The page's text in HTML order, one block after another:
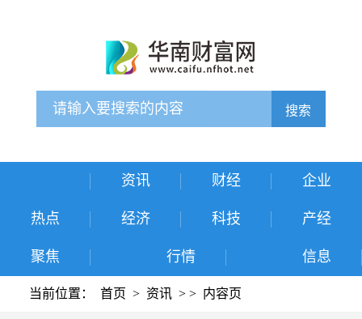
搜索
资讯 财经 企业
热点 经济 科技 产经
聚焦 行情 信息
当前位置： 首页 > 资讯 > > 内容页